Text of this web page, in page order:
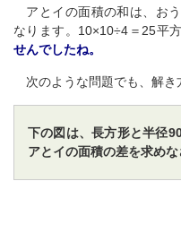
アとイの面積の和は、お
なります。10×10÷4＝25平方
せんでしたね。
次のような問題でも、解き
下の図は、長方形と半径
アとイの面積の差を求め